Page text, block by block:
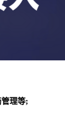
理等;